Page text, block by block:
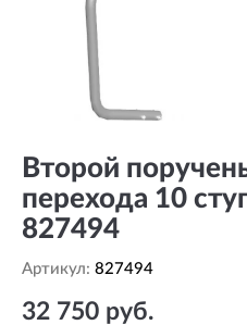
Второй
перехода 10
827494
Артикул: 827494
32 750 руб.